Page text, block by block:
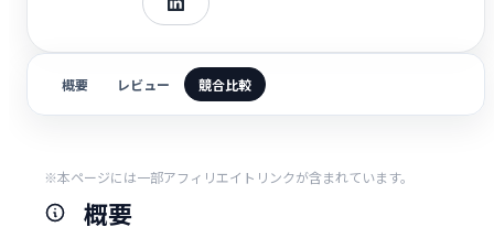
概要 レビュー 競合比較
※本ページには一部アフィリエイトリンクが含まれています。
概要